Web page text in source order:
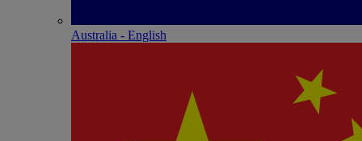
Australia - English